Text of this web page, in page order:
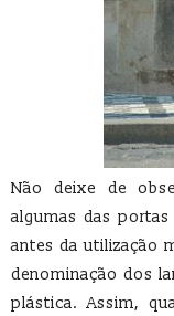
Não deixe de
algumas das
antes da utilização
denominação dos
plástica. Assim,